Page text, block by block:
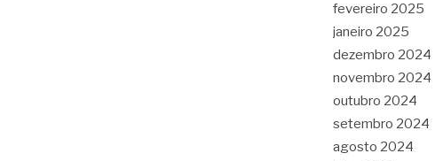
fevereiro 2025
janeiro 2025
dezembro 2024
novembro 2024
outubro 2024
setembro 2024
agosto 2024